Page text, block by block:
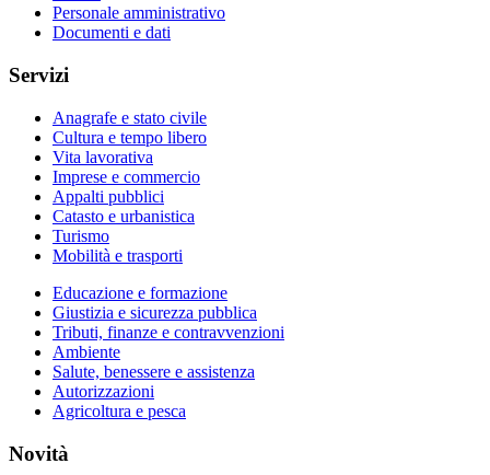
Personale amministrativo
Documenti e dati
Servizi
Anagrafe e stato civile
Cultura e tempo libero
Vita lavorativa
Imprese e commercio
Appalti pubblici
Catasto e urbanistica
Turismo
Mobilità e trasporti
Educazione e formazione
Giustizia e sicurezza pubblica
Tributi, finanze e contravvenzioni
Ambiente
Salute, benessere e assistenza
Autorizzazioni
Agricoltura e pesca
Novità